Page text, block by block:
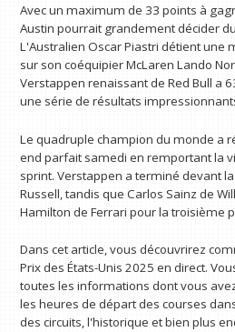
Avec un maximum de 33 points à
Austin pourrait grandement décider
L'Australien Oscar Piastri détient une
sur son coéquipier McLaren Lando
Verstappen renaissant de Red Bull a
une série de résultats
Le quadruple champion du monde a
end parfait samedi en remportant la
sprint. Verstappen a terminé devant
Russell, tandis que Carlos Sainz de
Hamilton de Ferrari pour la troisième
Dans cet article, vous découvrirez
Prix des États-Unis 2025 en direct.
toutes les informations dont vous
les heures de départ des courses
des circuits, l'historique et bien plus